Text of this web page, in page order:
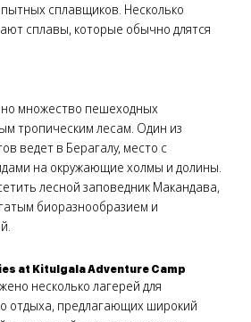
сплавщиков. Несколько
сплавы, которые обычно длятся
множество пешеходных
тропическим лесам. Один из
ведет в Берагалу, место с
на окружающие холмы и долины.
лесной заповедник Макандава,
биоразнообразием и
at Kitulgala Adventure Camp
несколько лагерей для
отдыха, предлагающих широкий